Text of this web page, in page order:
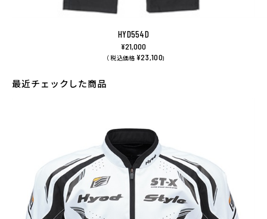
HYD554D
¥21,000
（ 税込価格 ¥23,100)
最近チェックした商品